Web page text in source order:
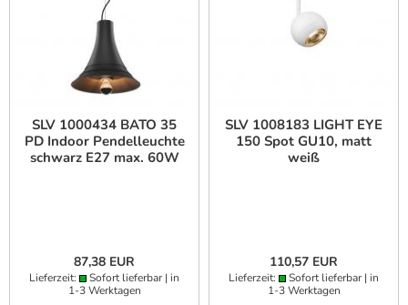
SLV 1000434 BATO 35
PD Indoor Pendelleuchte
schwarz E27 max. 60W
87,38 EUR
Lieferzeit:
Sofort lieferbar | in
1-3 Werktagen
SLV 1008183 LIGHT EYE
150 Spot GU10, matt
weiß
110,57 EUR
Lieferzeit:
Sofort lieferbar | in
1-3 Werktagen